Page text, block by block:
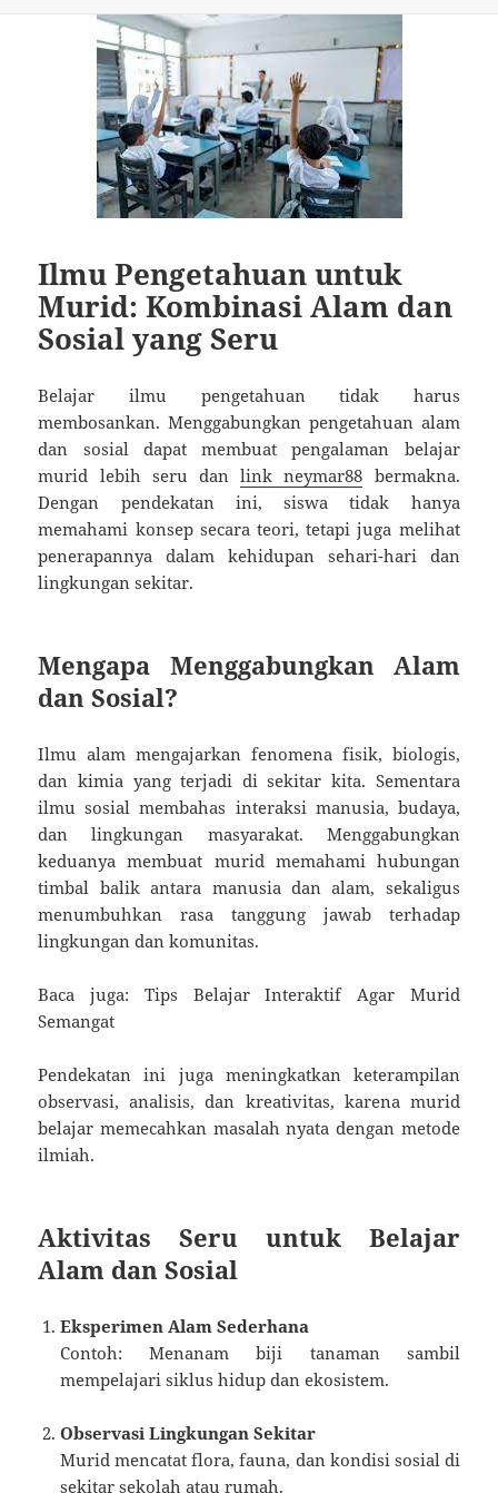
Ilmu Pengetahuan untuk
Murid: Kombinasi Alam dan
Sosial yang Seru
Belajar ilmu pengetahuan tidak harus
membosankan. Menggabungkan pengetahuan alam
dan sosial dapat membuat pengalaman belajar
murid lebih seru danlink neymar88 bermakna.
Dengan pendekatan ini, siswa tidak hanya
memahami konsep secara teori, tetapi juga melihat
penerapannya dalam kehidupan sehari-hari dan
lingkungan sekitar.
Mengapa Menggabungkan Alam
dan Sosial?
Ilmu alam mengajarkan fenomena fisik, biologis,
dan kimia yang terjadi di sekitar kita. Sementara
ilmu sosial membahas interaksi manusia, budaya,
dan lingkungan masyarakat. Menggabungkan
keduanya membuat murid memahami hubungan
timbal balik antara manusia dan alam, sekaligus
menumbuhkan rasa tanggung jawab terhadap
lingkungan dan komunitas.
Baca juga: Tips Belajar Interaktif Agar Murid
Semangat
Pendekatan ini juga meningkatkan keterampilan
observasi, analisis, dan kreativitas, karena murid
belajar memecahkan masalah nyata dengan metode
ilmiah.
Aktivitas Seru untuk Belajar
Alam dan Sosial
Eksperimen Alam Sederhana
Contoh: Menanam biji tanaman sambil
mempelajari siklus hidup dan ekosistem.
Observasi Lingkungan Sekitar
Murid mencatat flora, fauna, dan kondisi sosial di
sekitar sekolah atau rumah.